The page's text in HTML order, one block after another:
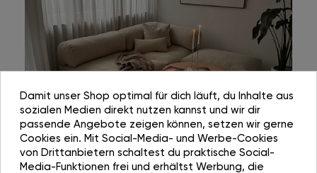
Damit unser Shop optimal für dich läuft, du Inhalte aus
sozialen Medien direkt nutzen kannst und wir dir
passende Angebote zeigen können, setzen wir gerne
Cookies ein. Mit Social-Media- und Werbe-Cookies
von Drittanbietern schaltest du praktische Social-
Media-Funktionen frei und erhältst Werbung, die